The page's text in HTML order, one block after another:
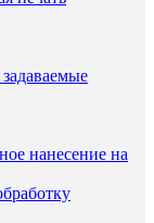
нанесение на